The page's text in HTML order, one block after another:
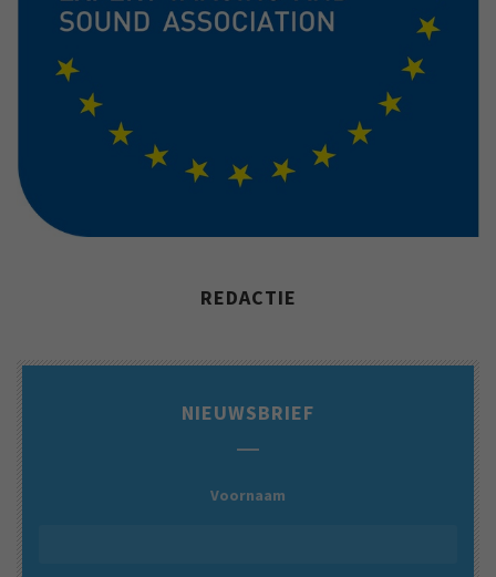
REDACTIE
NIEUWSBRIEF
Voornaam